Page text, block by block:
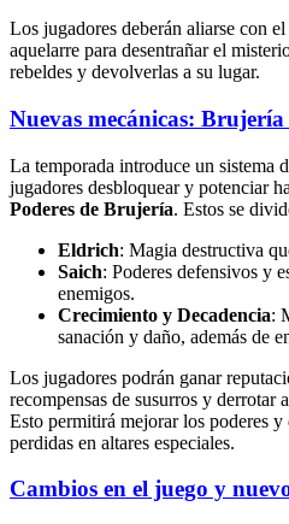
Los jugadores deberán aliarse con
aquelarre para desentrañar el
rebeldes y devolverlas a su lugar.
Nuevas mecánicas: Brujería
La temporada introduce un sistema
jugadores desbloquear y potenciar
Poderes de Brujería. Estos se
Eldrich: Magia destructiva
Saich: Poderes defensivos y
enemigos.
Crecimiento y Decadencia:
sanación y daño, además de
Los jugadores podrán ganar
recompensas de susurros y derrotar
Esto permitirá mejorar los poderes
perdidas en altares especiales.
Cambios en el juego y